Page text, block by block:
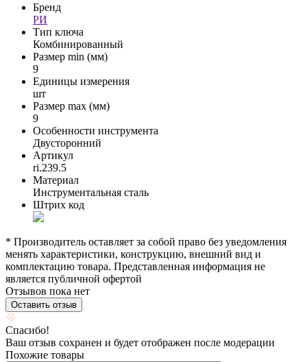
Бренд
РИ
Тип ключа
Комбинированный
Размер min (мм)
9
Единицы измерения
шт
Размер max (мм)
9
Особенности инструмента
Двусторонний
Артикул
ri.239.5
Материал
Инструментальная сталь
Штрих код
* Производитель оставляет за собой право без уведомления
менять характеристики, конструкцию, внешний вид и
комплектацию товара. Представленная информация не
является публичной офертой
Отзывов пока нет
Оставить отзыв
Спасибо!
Ваш отзыв сохранен и будет отображен после модерации
Похожие товары